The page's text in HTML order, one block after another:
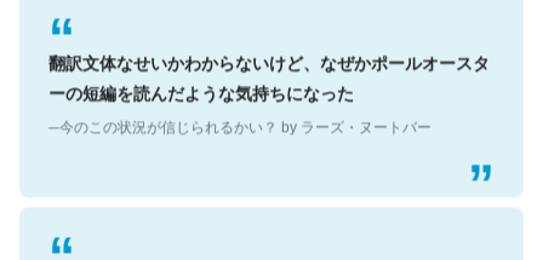
翻訳文体なせいかわからないけど、なぜかポールオースタ
ーの短編を読んだような気持ちになった
─今のこの状況が信じられるかい？ by ラーズ・ヌートバー